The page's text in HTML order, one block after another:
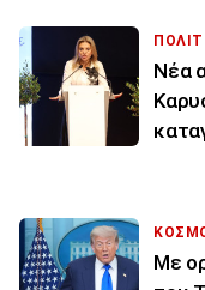
Νέα
Με